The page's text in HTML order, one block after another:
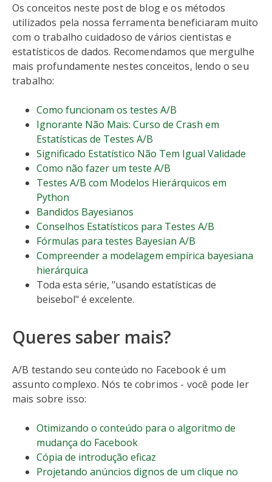
Os conceitos neste post de blog e os métodos
utilizados pela nossa ferramenta beneficiaram muito
com o trabalho cuidadoso de vários cientistas e
estatísticos de dados. Recomendamos que mergulhe
mais profundamente nestes conceitos, lendo o seu
trabalho:
Como funcionam os testes A/B
Ignorante Não Mais: Curso de Crash em
Estatísticas de Testes A/B
Significado Estatístico Não Tem Igual Validade
Como não fazer um teste A/B
Testes A/B com Modelos Hierárquicos em
Python
Bandidos Bayesianos
Conselhos Estatísticos para Testes A/B
Fórmulas para testes Bayesian A/B
Compreender a modelagem empírica bayesiana
hierárquica
Toda esta série, "usando estatísticas de
beisebol" é excelente.
Queres saber mais?
A/B testando seu conteúdo no Facebook é um
assunto complexo. Nós te cobrimos - você pode ler
mais sobre isso:
Otimizando o conteúdo para o algoritmo de
mudança do Facebook
Cópia de introdução eficaz
Projetando anúncios dignos de um clique no